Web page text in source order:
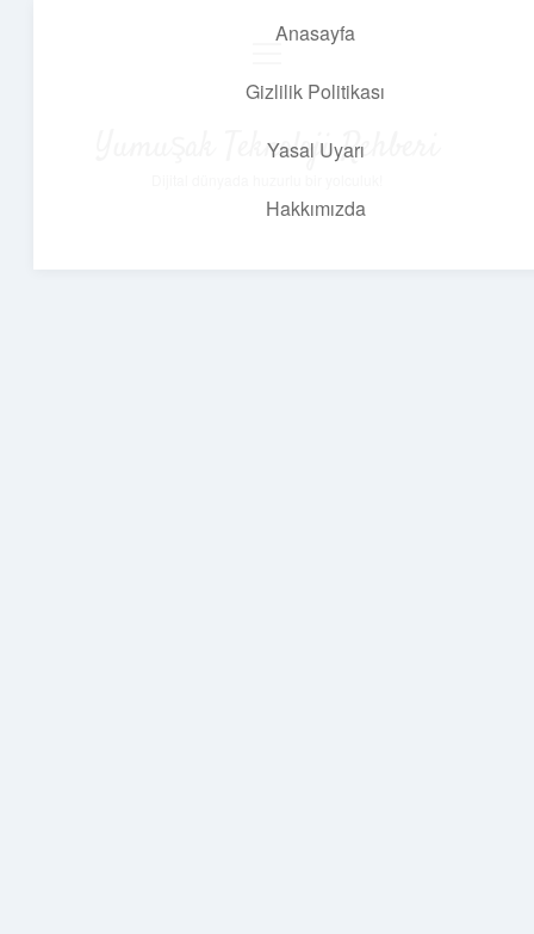
Anasayfa
Gizlilik Politikası
Yasal Uyarı
Hakkımızda
Yumuşak Teknoloji Rehberi